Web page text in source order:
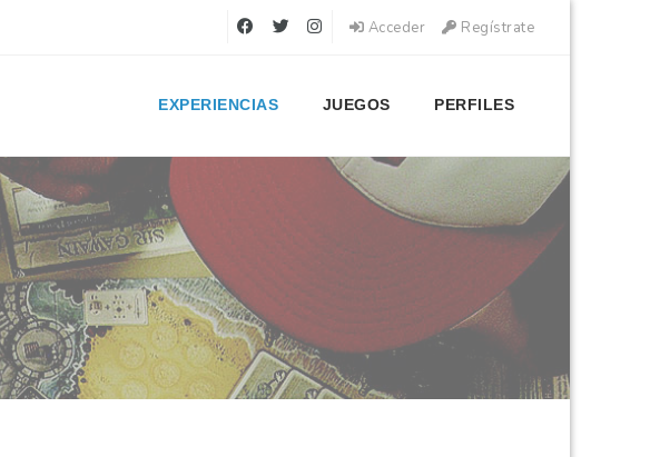
Acceder Regístrate
EXPERIENCIAS JUEGOS PERFILES